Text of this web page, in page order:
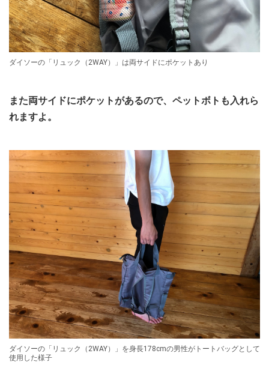
ダイソーの「リュック（2WAY）」は両サイドにポケットあり
また両サイドにポケットがあるので、ペットボトも入れら
れますよ。
ダイソーの「リュック（2WAY）」を身長178cmの男性がトートバッグとして
使用した様子